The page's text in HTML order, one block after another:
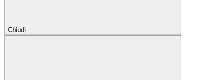
Chiudi